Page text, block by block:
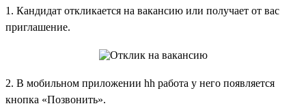
1. Кандидат откликается на вакансию или получает от вас
приглашение.
2. В мобильном приложении hh работа у него появляется
кнопка «Позвонить».